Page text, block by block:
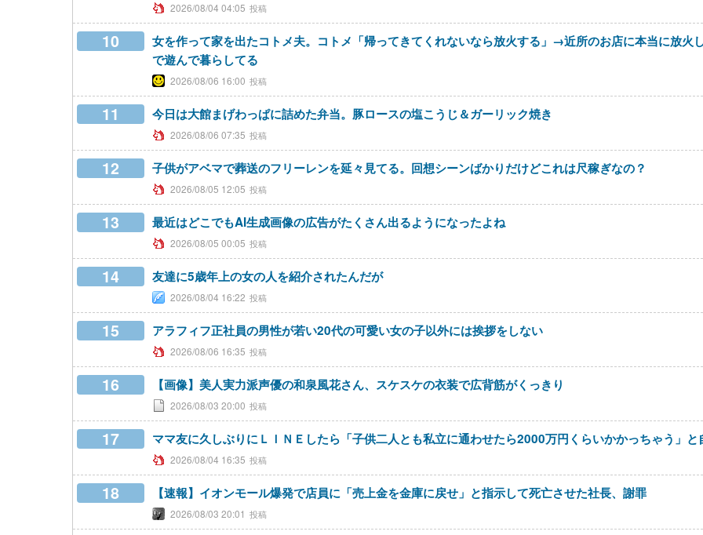
2026/08/04 04:05
10
女を作って家を出たコトメ夫。コトメ「帰ってきてくれないなら放火する」→近所のお店に本当に放
で遊んで暮らしてる
2026/08/06 16:00
11 今日は大館まげわっぱに詰めた弁当。豚ロースの塩こうじ＆ガーリック焼き
2026/08/06 07:35
12 子供がアベマで葬送のフリーレンを延々見てる。回想シーンばかりだけどこれは尺稼ぎなの？
2026/08/05 12:05
13 最近はどこでもAI生成画像の広告がたくさん出るようになったよね
2026/08/05 00:05
14 友達に5歳年上の女の人を紹介されたんだが
2026/08/04 16:22
15 アラフィフ正社員の男性が若い20代の可愛い女の子以外には挨拶をしない
2026/08/06 16:35
16 【画像】美人実力派声優の和泉風花さん、スケスケの衣装で広背筋がくっきり
2026/08/03 20:00
17 ママ友に久しぶりにＬＩＮＥしたら「子供二人とも私立に通わせたら2000万円くらいかかっちゃう」と
2026/08/04 16:35
18 【速報】イオンモール爆発で店員に「売上金を金庫に戻せ」と指示して死亡させた社長、謝罪
2026/08/03 20:01